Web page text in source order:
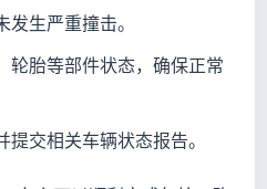
发生严重撞击。
轮胎等部件状态，确保正常
提交相关车辆状态报告。